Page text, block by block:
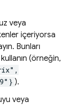
veya
içeriyorsa
Bunları
(örneğin,
).
veya